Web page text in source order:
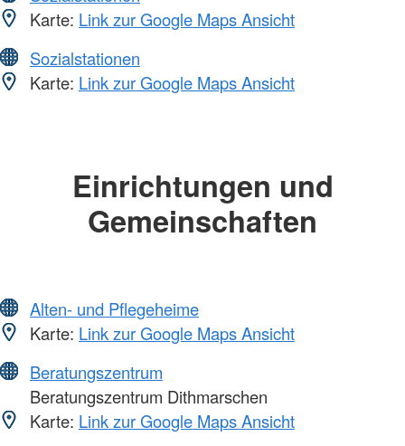
Karte: Link zur Google Maps Ansicht
Sozialstationen
Karte: Link zur Google Maps Ansicht
Einrichtungen und
Gemeinschaften
Alten- und Pflegeheime
Karte: Link zur Google Maps Ansicht
Beratungszentrum
Beratungszentrum Dithmarschen
Karte: Link zur Google Maps Ansicht